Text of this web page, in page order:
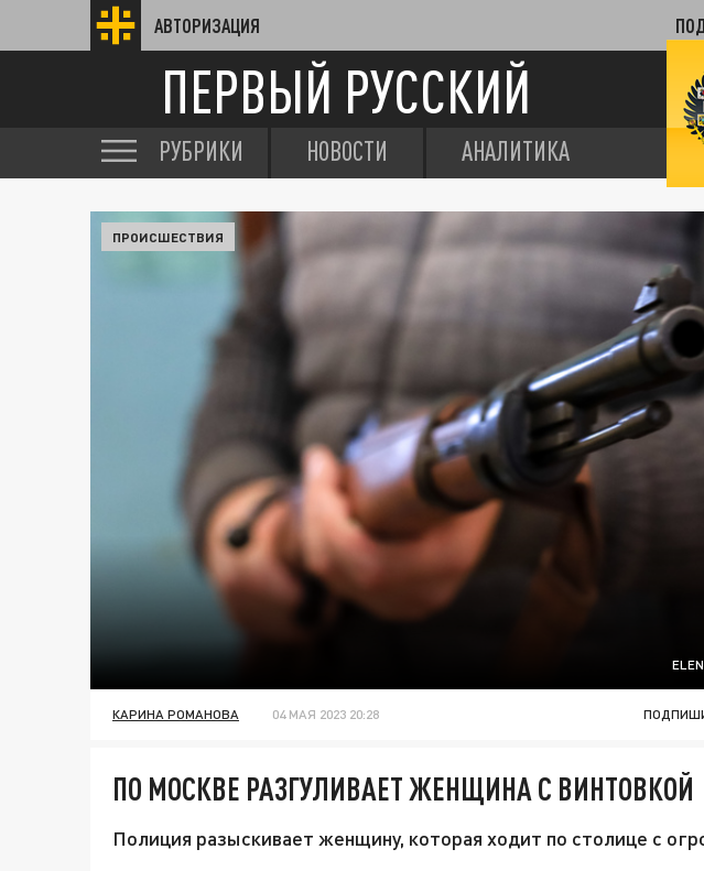
АВТОРИЗАЦИЯ
ПЕРВЫЙ РУССКИЙ
РУБРИКИ НОВОСТИ АНАЛИТИКА
ПРОИСШЕСТВИЯ
КАРИНА РОМАНОВА 04 МАЯ 2023 20:28
ПО МОСКВЕ РАЗГУЛИВАЕТ ЖЕНЩИНА С ВИНТОВКОЙ
Полиция разыскивает женщину, которая ходит по столице с